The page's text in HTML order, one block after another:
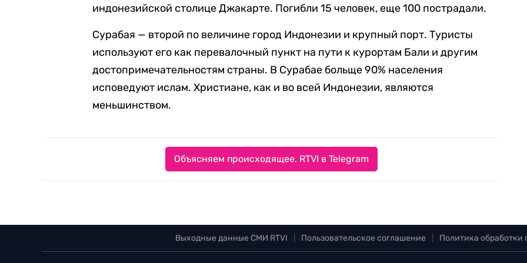
индонезийской столице Джакарте. Погибли 15 человек, еще 100 пострадали.
Сурабая — второй по величине город Индонезии и крупный порт. Туристы
используют его как перевалочный пункт на пути к курортам Бали и другим
достопримечательностям страны. В Сурабае больще 90% населения
исповедуют ислам. Христиане, как и во всей Индонезии, являются
меньшинством.
Объясняем происходящее. RTVI в Telegram
Выходные данные СМИ RTVI Пользовательское соглашение Политика